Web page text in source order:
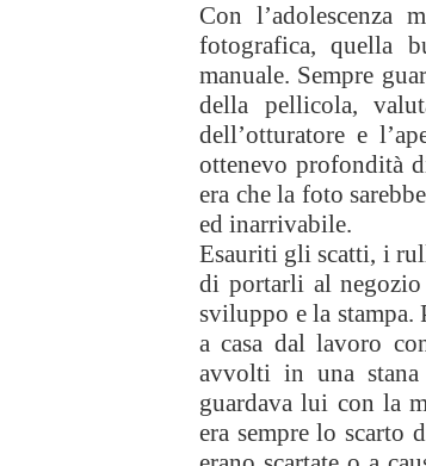
Con l’adolescenza
fotografica, quella
manuale. Sempre
della pellicola,
dell’otturatore e
ottenevo profondità
era che la foto
ed inarrivabile.
Esauriti gli scatti, i
di portarli al
sviluppo e la stampa.
a casa dal lavoro
avvolti in una stana
guardava lui con la
era sempre lo scarto